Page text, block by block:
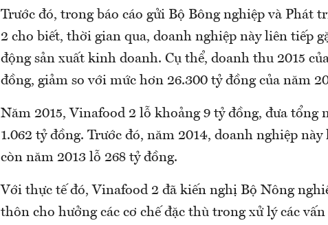
Trước đó, trong báo cáo gửi Bộ Bông nghiệp và Phát
2 cho biết, thời gian qua, doanh nghiệp này liên tiếp
động sản xuất kinh doanh. Cụ thể, doanh thu 2015
đồng, giảm so với mức hơn 26.300 tỷ đồng của năm
Năm 2015, Vinafood 2 lỗ khoảng 9 tỷ đồng, đưa tổng
1.062 tỷ đồng. Trước đó, năm 2014, doanh nghiệp
còn năm 2013 lỗ 268 tỷ đồng.
Với thực tế đó, Vinafood 2 đã kiến nghị Bộ Nông
thôn cho hưởng các cơ chế đặc thù trong xử lý các